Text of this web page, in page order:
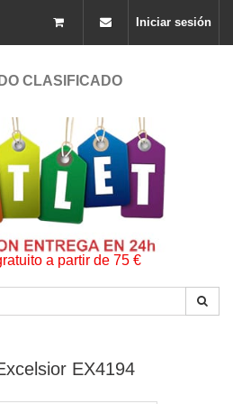
Iniciar sesión
CLASIFICADO
a partir de 75 €
EX4194